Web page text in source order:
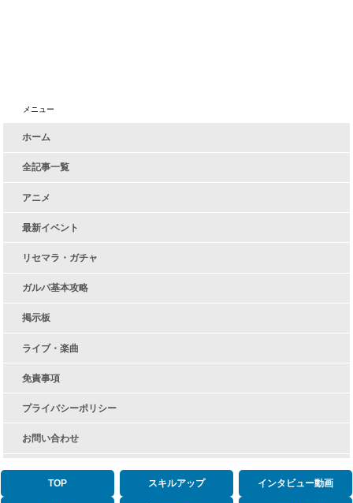
メニュー
ホーム
全記事一覧
アニメ
最新イベント
リセマラ・ガチャ
ガルパ基本攻略
掲示板
ライブ・楽曲
免責事項
プライバシーポリシー
お問い合わせ
TOP スキルアップ インタビュー動画